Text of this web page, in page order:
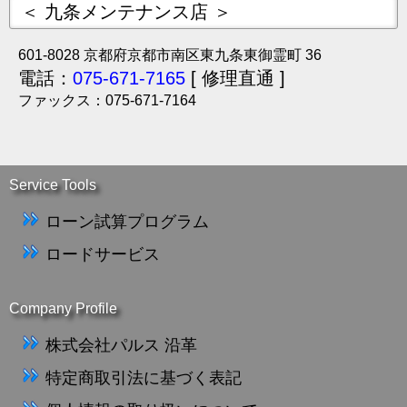
＜ 九条メンテナンス店 ＞
601-8028 京都府京都市南区東九条東御霊町 36
電話： 075-671-7165 [ 修理直通 ]
ファックス：075-671-7164
Service Tools
ローン試算プログラム
ロードサービス
Company Profile
株式会社パルス 沿革
特定商取引法に基づく表記